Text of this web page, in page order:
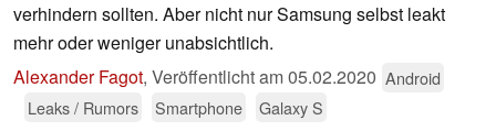
verhindern sollten. Aber nicht nur Samsung selbst leakt
mehr oder weniger unabsichtlich.
Alexander Fagot, Veröffentlicht am05.02.2020 Android
Leaks / Rumors
Smartphone Galaxy S